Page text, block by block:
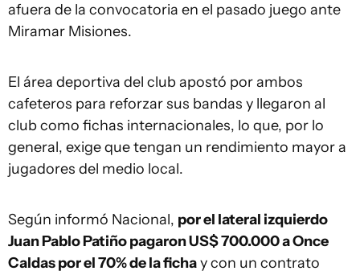
afuera de la convocatoria en el pasado juego ante
Miramar Misiones.
El área deportiva del club apostó por ambos
cafeteros para reforzar sus bandas y llegaron al
club como fichas internacionales, lo que, por lo
general, exige que tengan un rendimiento mayor a
jugadores del medio local.
Según informó Nacional, por el lateral izquierdo
Juan Pablo Patiño pagaron US$ 700.000 a Once
Caldas por el 70% de la fichay con un contrato